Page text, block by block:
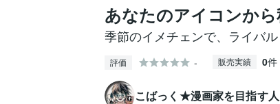
あなたのアイコンか
季節のイメチェンで、ライバ
評価 - 販売実績 0件
こばっく★漫画家を目指す人